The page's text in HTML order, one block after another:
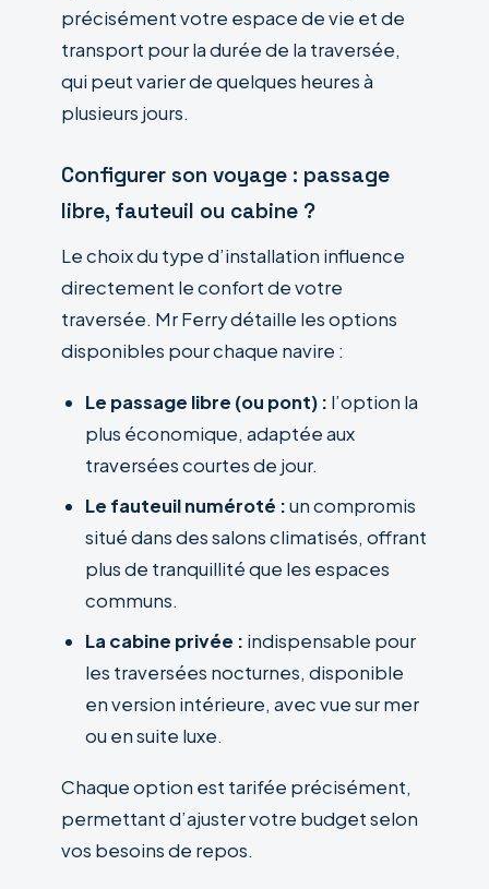
précisément votre espace de vie et de
transport pour la durée de la traversée,
qui peut varier de quelques heures à
plusieurs jours.
Configurer son voyage : passage
libre, fauteuil ou cabine ?
Le choix du type d’installation influence
directement le confort de votre
traversée. Mr Ferry détaille les options
disponibles pour chaque navire :
Le passage libre (ou pont) : l’option la
plus économique, adaptée aux
traversées courtes de jour.
Le fauteuil numéroté :un compromis
situé dans des salons climatisés, offrant
plus de tranquillité que les espaces
communs.
La cabine privée : indispensable pour
les traversées nocturnes, disponible
en version intérieure, avec vue sur mer
ou en suite luxe.
Chaque option est tarifée précisément,
permettant d’ajuster votre budget selon
vos besoins de repos.